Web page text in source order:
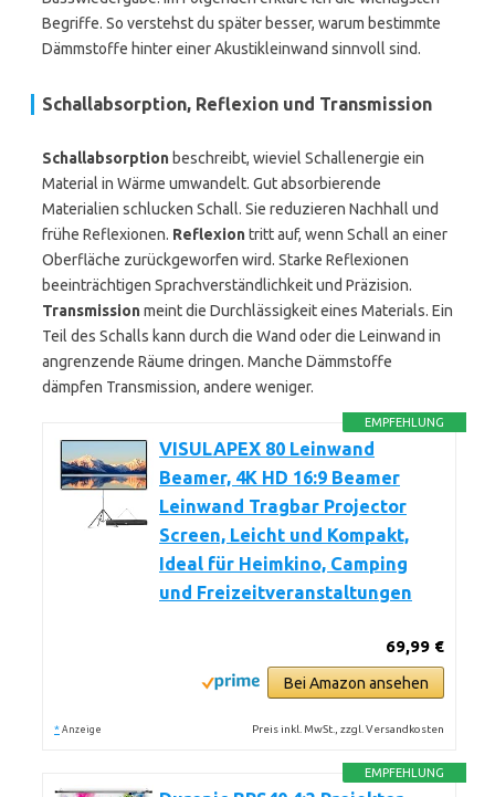
Begriffe. So verstehst du später besser, warum bestimmte
Dämmstoffe hinter einer Akustikleinwand sinnvoll sind.
Schallabsorption, Reflexion und Transmission
Schallabsorption beschreibt, wieviel Schallenergie ein
Material in Wärme umwandelt. Gut absorbierende
Materialien schlucken Schall. Sie reduzieren Nachhall und
frühe Reflexionen. Reflexiontritt auf, wenn Schall an einer
Oberfläche zurückgeworfen wird. Starke Reflexionen
beeinträchtigen Sprachverständlichkeit und Präzision.
Transmissionmeint die Durchlässigkeit eines Materials. Ein
Teil des Schalls kann durch die Wand oder die Leinwand in
angrenzende Räume dringen. Manche Dämmstoffe
dämpfen Transmission, andere weniger.
EMPFEHLUNG
VISULAPEX 80 Leinwand
Beamer, 4K HD 16:9 Beamer
Leinwand Tragbar Projector
Screen, Leicht und Kompakt,
Ideal für Heimkino, Camping
und Freizeitveranstaltungen
69,99 €
Bei Amazon ansehen
* Anzeige Preis inkl. MwSt., zzgl. Versandkosten
EMPFEHLUNG